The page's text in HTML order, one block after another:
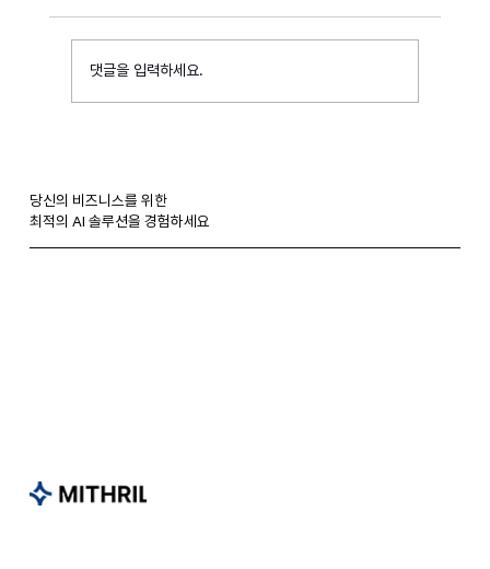
댓글을 입력하세요.
당신의 비즈니스를 위한
​최적의 AI 솔루션을 경험하세요